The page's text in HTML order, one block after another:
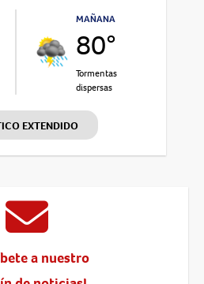
MAÑANA
80°
Tormentas
dispersas
EXTENDIDO
a nuestro